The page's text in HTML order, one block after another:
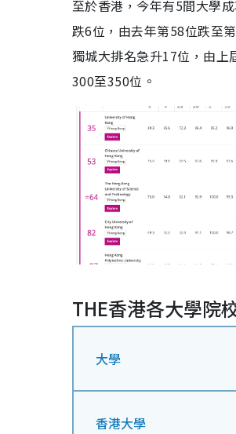
至於香港，今年有5間大學
跌6位，由去年第58位跌至
獨城大排名急升17位，由
300至350位。
THE香港各大學院
大學
香港大學